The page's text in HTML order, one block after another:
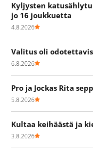
Kyljysten
jo 16 joukkuetta
4.8.2026
Valitus oli
6.8.2026
Pro ja Jockas Rita
5.8.2026
Kultaa keihäästä ja
3.8.2026